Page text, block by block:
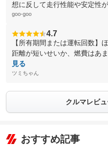
想に反して走行性能や安定性
goo-goo
4.7
【所有期間または運転回数】
距離が短いせいか、燃費はあ
見る
ツミちゃん
クルマレビ
おすすめ記事